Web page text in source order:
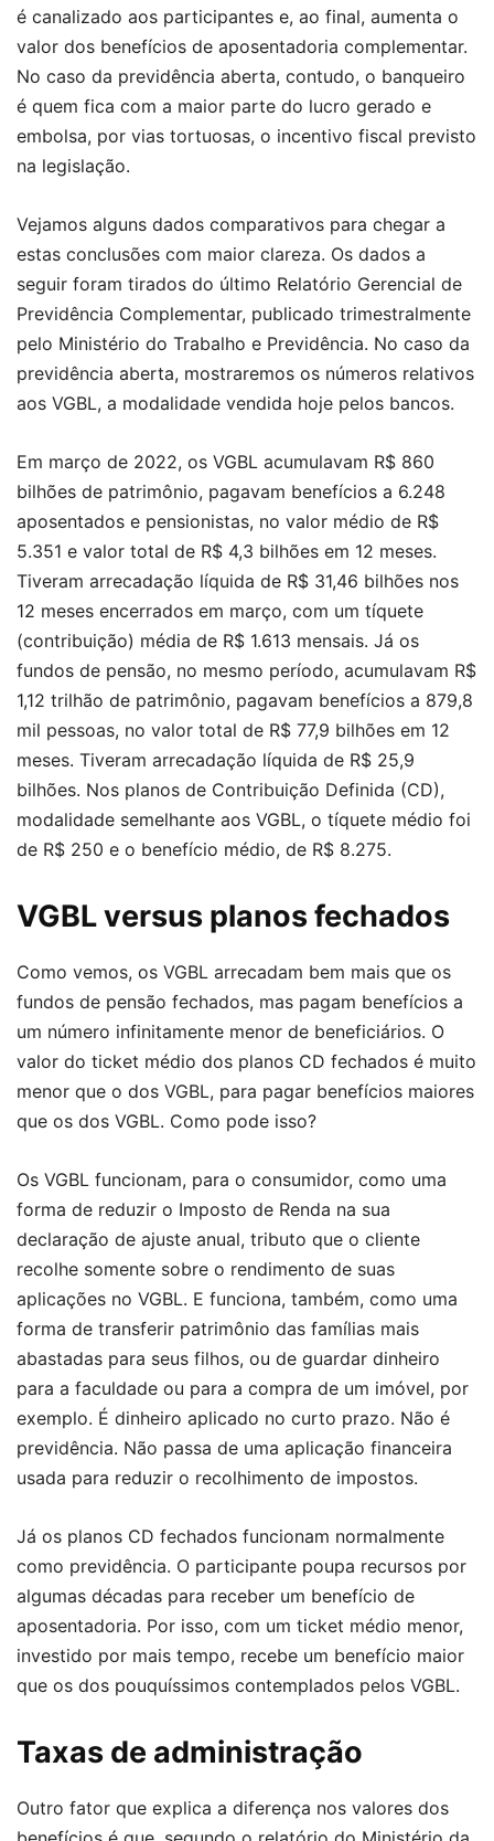
é canalizado aos participantes e, ao final, aumenta o
valor dos benefícios de aposentadoria complementar.
No caso da previdência aberta, contudo, o banqueiro
é quem fica com a maior parte do lucro gerado e
embolsa, por vias tortuosas, o incentivo fiscal previsto
na legislação.
Vejamos alguns dados comparativos para chegar a
estas conclusões com maior clareza. Os dados a
seguir foram tirados do último Relatório Gerencial de
Previdência Complementar, publicado trimestralmente
pelo Ministério do Trabalho e Previdência. No caso da
previdência aberta, mostraremos os números relativos
aos VGBL, a modalidade vendida hoje pelos bancos.
Em março de 2022, os VGBL acumulavam R$ 860
bilhões de patrimônio, pagavam benefícios a 6.248
aposentados e pensionistas, no valor médio de R$
5.351 e valor total de R$ 4,3 bilhões em 12 meses.
Tiveram arrecadação líquida de R$ 31,46 bilhões nos
12 meses encerrados em março, com um tíquete
(contribuição) média de R$ 1.613 mensais. Já os
fundos de pensão, no mesmo período, acumulavam R$
1,12 trilhão de patrimônio, pagavam benefícios a 879,8
mil pessoas, no valor total de R$ 77,9 bilhões em 12
meses. Tiveram arrecadação líquida de R$ 25,9
bilhões. Nos planos de Contribuição Definida (CD),
modalidade semelhante aos VGBL, o tíquete médio foi
de R$ 250 e o benefício médio, de R$ 8.275.
VGBL versus planos fechados
Como vemos, os VGBL arrecadam bem mais que os
fundos de pensão fechados, mas pagam benefícios a
um número infinitamente menor de beneficiários. O
valor do ticket médio dos planos CD fechados é muito
menor que o dos VGBL, para pagar benefícios maiores
que os dos VGBL. Como pode isso?
Os VGBL funcionam, para o consumidor, como uma
forma de reduzir o Imposto de Renda na sua
declaração de ajuste anual, tributo que o cliente
recolhe somente sobre o rendimento de suas
aplicações no VGBL. E funciona, também, como uma
forma de transferir patrimônio das famílias mais
abastadas para seus filhos, ou de guardar dinheiro
para a faculdade ou para a compra de um imóvel, por
exemplo. É dinheiro aplicado no curto prazo. Não é
previdência. Não passa de uma aplicação financeira
usada para reduzir o recolhimento de impostos.
Já os planos CD fechados funcionam normalmente
como previdência. O participante poupa recursos por
algumas décadas para receber um benefício de
aposentadoria. Por isso, com um ticket médio menor,
investido por mais tempo, recebe um benefício maior
que os dos pouquíssimos contemplados pelos VGBL.
Taxas de administração
Outro fator que explica a diferença nos valores dos